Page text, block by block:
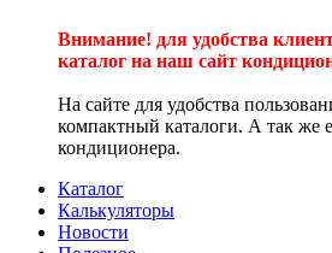
Внимание! для удобства
каталог на наш сайт
На сайте для удобства
компактный каталоги. А так же
кондиционера.
Каталог
Калькуляторы
Новости